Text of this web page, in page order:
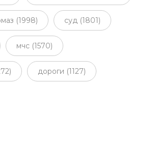
(1998) суд (1801)
мчс (1570)
дороги (1127)